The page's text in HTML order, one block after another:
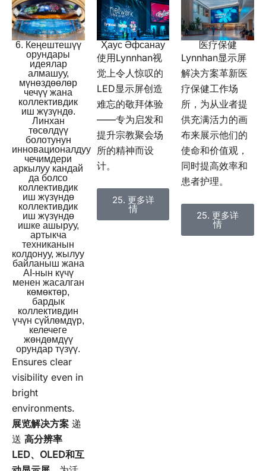
6. Кеңештешүү
орундары
идеялар
алмашуу,
мүнөздөөлөр
чечүү жана
коллективдик
иш жүзүндө.
Линхан
төсөлдүү
болотунун
инновационалдуу
чечимдери
аркылуу кандай
да болсо
коллективдик
иш жүзүндө
коллективдик
иш жүзүндө
ишке ашыруу,
артыкча
техниканын
колдонуу, жылуу
байланыш жана
AI-нын күчү
менен жасалган
көмөктөр,
бардык
коллективдин
үчүн сүйлөмдүр,
келечеге
жөндөмдүү
орундар түзүү.
Ensures clear
visibility even in
bright
environments.
展览解决方案 递
送 高分辨率
LED、OLED和互
Ҳаус Әфсанау
使用Lynnhan视
觉上令人惊叹的
LED显示屏创造
难忘的敬拜体验
——专为启发和
提升宗教聚会场
所的精神而设
计。
25. 更多详
情
医疗保健
Lynnhan显示屏
解决方案革新医
疗保健工作场
所，为从业者提
供充满活力的画
布来展示他们的
使命和价值观，
同时提高效率和
患者护理。
25. 更多详
情